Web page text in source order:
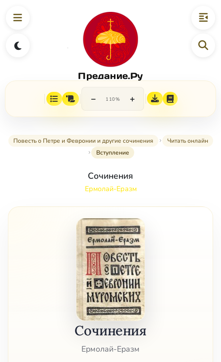
Предание.Ру
− 110% +
Повесть о Петре и Февронии и другие сочинения
Читать онлайн
Вступление
Сочинения
Ермолай-Еразм
Сочинения
Ермолай-Еразм